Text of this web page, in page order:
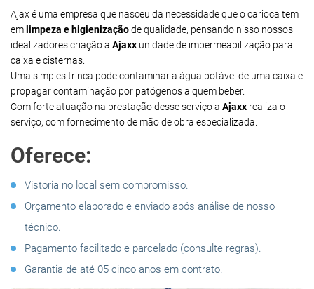
Ajax é uma empresa que nasceu da necessidade que o carioca tem
em limpeza e higienizaçãode qualidade, pensando nisso nossos
idealizadores criação a Ajaxx unidade de impermeabilização para
caixa e cisternas.
Uma simples trinca pode contaminar a água potável de uma caixa e
propagar contaminação por patógenos a quem beber.
Com forte atuação na prestação desse serviço a Ajaxx realiza o
serviço, com fornecimento de mão de obra especializada.
Oferece:
Vistoria no local sem compromisso.
Orçamento elaborado e enviado após análise de nosso
técnico.
Pagamento facilitado e parcelado (consulte regras).
Garantia de até 05 cinco anos em contrato.